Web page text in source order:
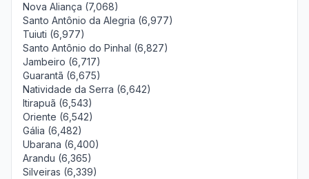
Nova Aliança (7,068)
Santo Antônio da Alegria (6,977)
Tuiuti (6,977)
Santo Antônio do Pinhal (6,827)
Jambeiro (6,717)
Guarantã (6,675)
Natividade da Serra (6,642)
Itirapuã (6,543)
Oriente (6,542)
Gália (6,482)
Ubarana (6,400)
Arandu (6,365)
Silveiras (6,339)